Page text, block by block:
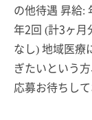
の他待遇 昇給:
年2回 (計3ヶ月
なし) 地域医療
ぎたいという
応募お待ちし